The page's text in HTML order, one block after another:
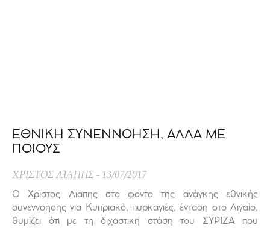
ΕΘΝΙΚΗ ΣΥΝΕΝΝΟΗΣΗ, ΑΛΛΑ ΜΕ
ΠΟΙΟΥΣ
ΧΡΙΣΤΟΣ ΛΙΑΠΗΣ 13/07/2017
Ο Χρίστος Λιάπης στο φόντο της ανάγκης εθνικής
συνεννοήσης για Κυπριακό, πυρκαγιές, ένταση στο Αιγαίο,
θυμίζει ότι με τη διχαστική στάση του ΣΥΡΙΖΑ που